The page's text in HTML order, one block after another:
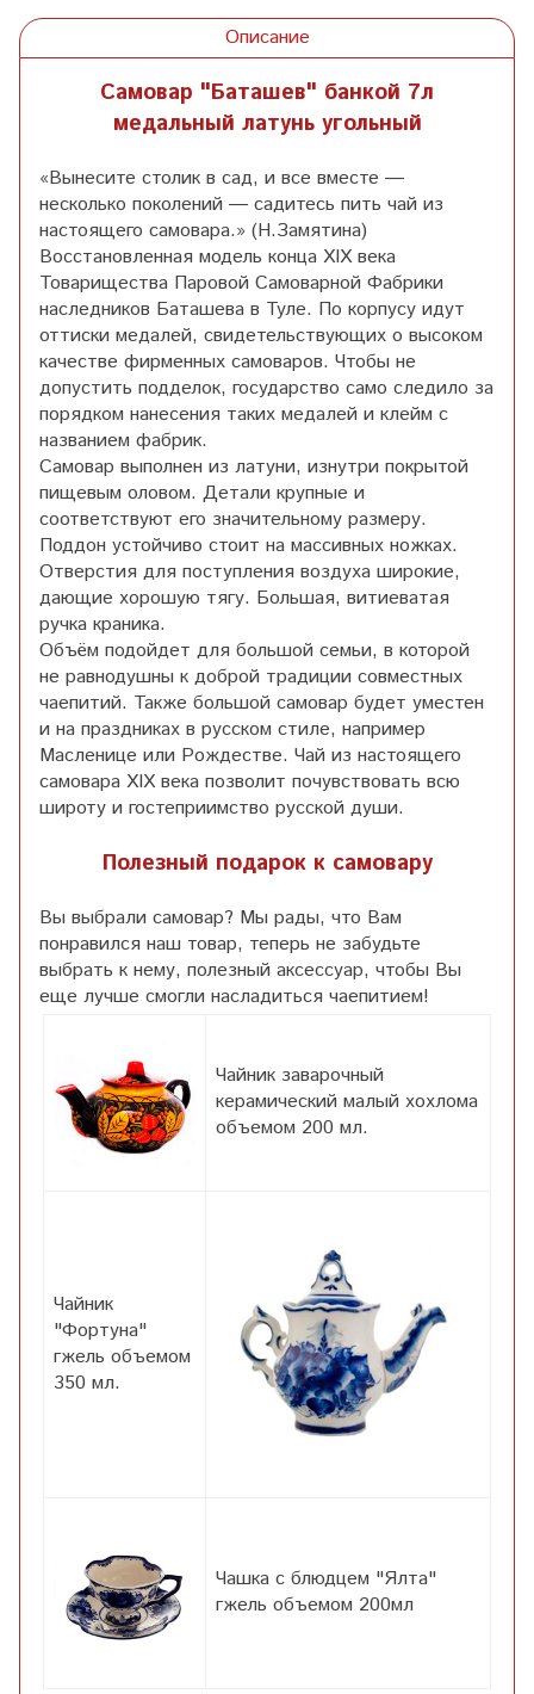
Описание
Самовар "Баташев" банкой 7л
медальный латунь угольный
«Вынесите столик в сад, и все вместе ―
несколько поколений ― садитесь пить чай из
настоящего самовара.» (Н.Замятина)
Восстановленная модель конца XIX века
Товарищества Паровой Самоварной Фабрики
наследников Баташева в Туле. По корпусу идут
оттиски медалей, свидетельствующих о высоком
качестве фирменных самоваров. Чтобы не
допустить подделок, государство само следило за
порядком нанесения таких медалей и клейм с
названием фабрик.
Самовар выполнен из латуни, изнутри покрытой
пищевым оловом. Детали крупные и
соответствуют его значительному размеру.
Поддон устойчиво стоит на массивных ножках.
Отверстия для поступления воздуха широкие,
дающие хорошую тягу. Большая, витиеватая
ручка краника.
Объём подойдет для большой семьи, в которой
не равнодушны к доброй традиции совместных
чаепитий. Также большой самовар будет уместен
и на праздниках в русском стиле, например
Масленице или Рождестве. Чай из настоящего
самовара XIX века позволит почувствовать всю
широту и гостеприимство русской души.
Полезный подарок к самовару
Вы выбрали самовар? Мы рады, что Вам
понравился наш товар, теперь не забудьте
выбрать к нему, полезный аксессуар, чтобы Вы
еще лучше смогли насладиться чаепитием!
Чайник заварочный
керамический малый хохлома
объемом 200 мл.
Чайник
"Фортуна"
гжель объемом
350 мл.
Чашка с блюдцем "Ялта"
гжель объемом 200мл